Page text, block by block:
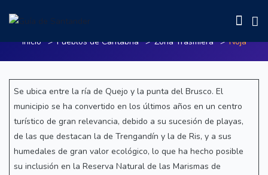
Inicio Pueblos de Cantabria Zona Trasmiera Noja
Se ubica entre la ría de Quejo y la punta del Brusco. El
municipio se ha convertido en los últimos años en un centro
turístico de gran relevancia, debido a su sucesión de playas,
de las que destacan la de Trengandín y la de Ris, y a sus
humedales de gran valor ecológico, lo que ha hecho posible
su inclusión en la Reserva Natural de las Marismas de